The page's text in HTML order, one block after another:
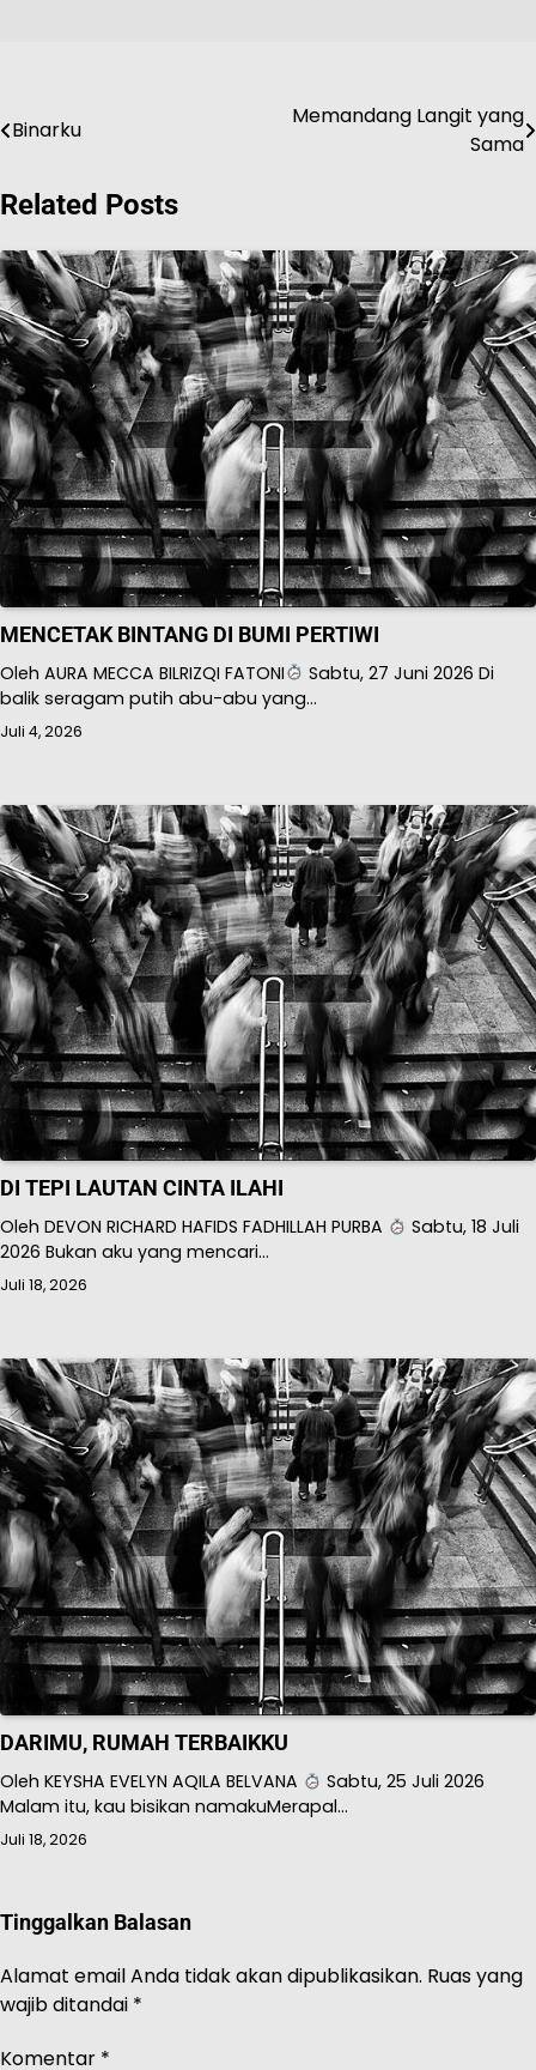
Navigasi
Binarku
Memandang Langit yang
Sama
Related Posts
MENCETAK BINTANG DI BUMI PERTIWI
Oleh AURA MECCA BILRIZQI FATONI
Sabtu, 27 Juni 2026 Di
balik seragam putih abu-abu yang…
Juli 4, 2026
DI TEPI LAUTAN CINTA ILAHI
Oleh DEVON RICHARD HAFIDS FADHILLAH PURBA
Sabtu, 18 Juli
2026 Bukan aku yang mencari…
Juli 18, 2026
DARIMU, RUMAH TERBAIKKU
Oleh KEYSHA EVELYN AQILA BELVANA
Sabtu, 25 Juli 2026
Malam itu, kau bisikan namakuMerapal…
Juli 18, 2026
Tinggalkan Balasan
Alamat email Anda tidak akan dipublikasikan. Ruas yang
wajib ditandai *
Komentar *